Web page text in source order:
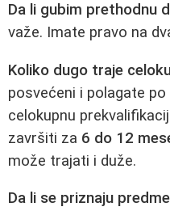
Da li gubim prethodnu
važe. Imate pravo na
Koliko dugo traje
posvećeni i polagate
celokupnu
završiti za 6 do 12
može trajati i duže.
Da li se priznaju